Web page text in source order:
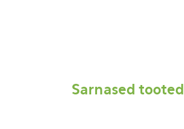
Sarnased tooted